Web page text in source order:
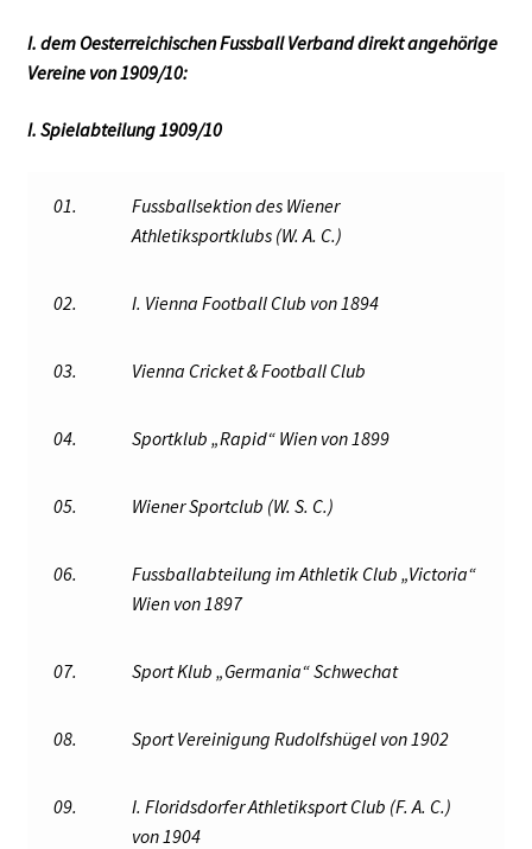
I. dem Oesterreichischen Fussball Verband direkt angehörige
Vereine von 1909/10:
I. Spielabteilung 1909/10
01.
Fussballsektion des Wiener
Athletiksportklubs (W. A. C.)
02. I. Vienna Football Club von 1894
03. Vienna Cricket & Football Club
04. Sportklub „Rapid“ Wien von 1899
05. Wiener Sportclub (W. S. C.)
06.
Fussballabteilung im Athletik Club „Victoria“
Wien von 1897
07. Sport Klub „Germania“ Schwechat
08. Sport Vereinigung Rudolfshügel von 1902
09.
I. Floridsdorfer Athletiksport Club (F. A. C.)
von 1904